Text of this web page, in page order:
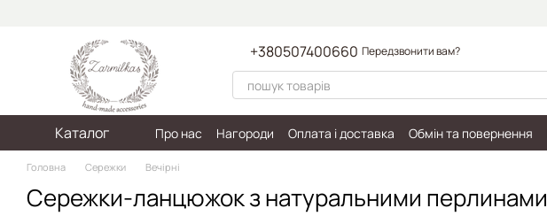
+380507400660 Передзвонити вам?
Каталог Про нас Нагороди Оплата і доставка Обмін та повернення
Пакування
Політика конфіденційності Публічний договір
Головна Сережки Вечірні
Сережки-ланцюжок з натуральними перлинами